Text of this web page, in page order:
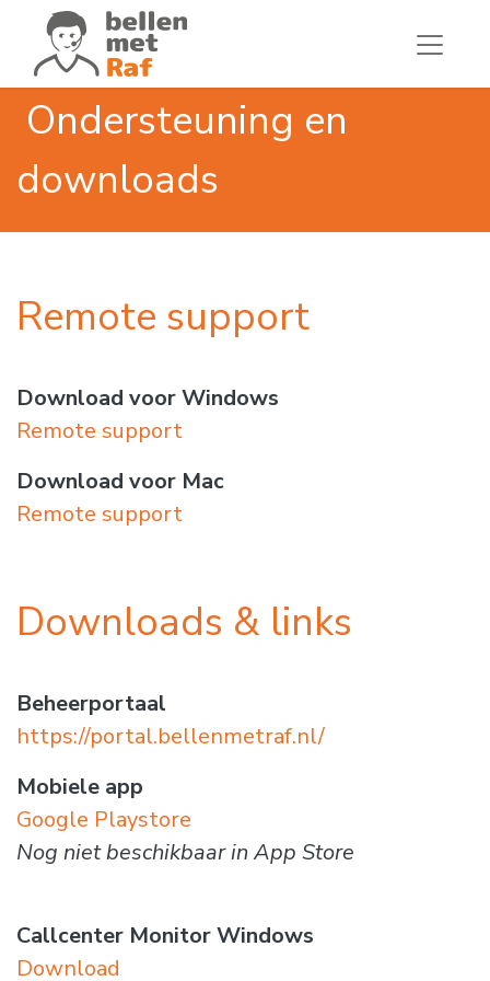
Ondersteuning en
downloads
Remote support
Download voor Windows
Remote support
Download voor Mac
Remote support
Downloads & links
Beheerportaal
https://portal.bellenmetraf.nl/
Mobiele app
Google Playstore
Nog niet beschikbaar in App Store
Callcenter Monitor Windows
Download